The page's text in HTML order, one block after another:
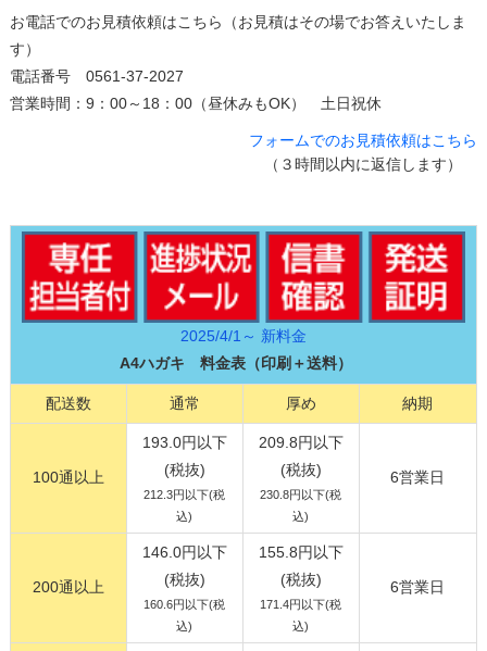
お電話でのお見積依頼はこちら（お見積はその場でお答えいたしま
す）
電話番号 0561-37-2027
営業時間：9：00～18：00（昼休みもOK） 土日祝休
フォームでのお見積依頼はこちら
（３時間以内に返信します）
2025/4/1～ 新料金
A4ハガキ 料金表（印刷＋送料）
配送数 通常 厚め 納期
100通以上
193.0円以下
(税抜)
212.3円以下(税
込)
209.8円以下
(税抜)
230.8円以下(税
込)
6営業日
200通以上
146.0円以下
(税抜)
160.6円以下(税
込)
155.8円以下
(税抜)
171.4円以下(税
込)
6営業日